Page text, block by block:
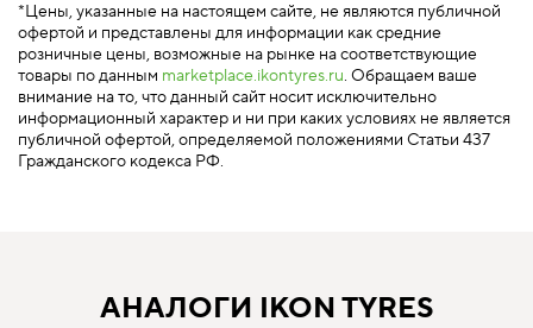
*Цены, указанные на настоящем сайте, не являются публичной
офертой и представлены для информации как средние
розничные цены, возможные на рынке на соответствующие
товары по данным marketplace.ikontyres.ru. Обращаем ваше
внимание на то, что данный сайт носит исключительно
информационный характер и ни при каких условиях не является
публичной офертой, определяемой положениями Статьи 437
Гражданского кодекса РФ.
АНАЛОГИ IKON TYRES